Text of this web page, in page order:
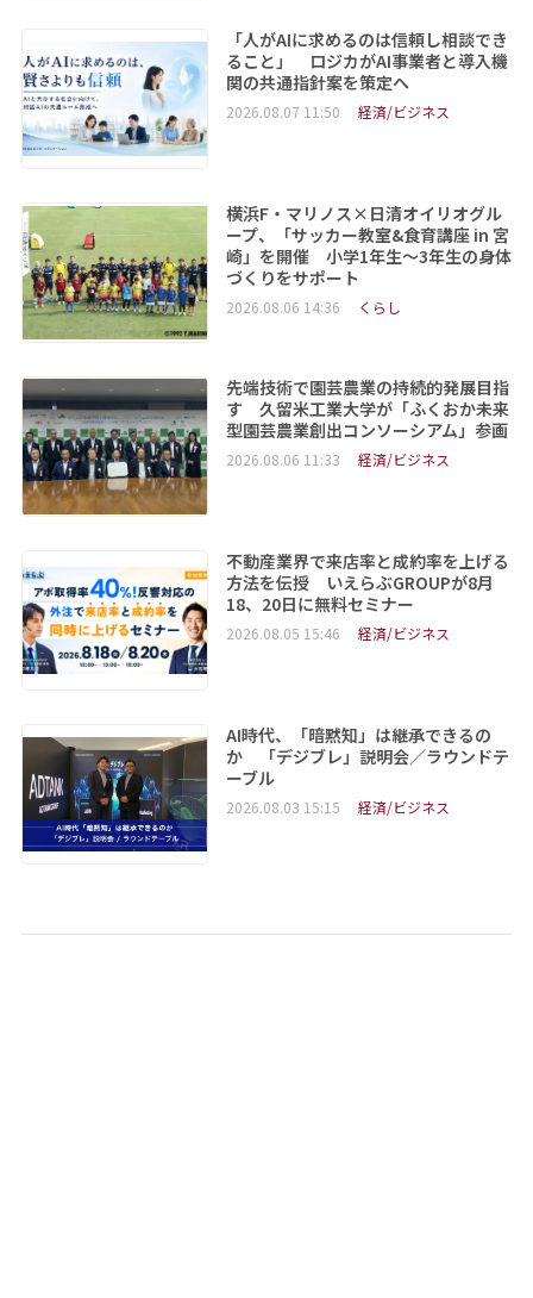
「人がAIに求めるのは信頼し相談でき
ること」 ロジカがAI事業者と導入機
関の共通指針案を策定へ
2026.08.07 11:50 経済/ビジネス
横浜F・マリノス×日清オイリオグル
ープ、「サッカー教室&食育講座 in 宮
崎」を開催 小学1年生～3年生の身体
づくりをサポート
2026.08.06 14:36 くらし
先端技術で園芸農業の持続的発展目指
す 久留米工業大学が「ふくおか未来
型園芸農業創出コンソーシアム」参画
2026.08.06 11:33 経済/ビジネス
不動産業界で来店率と成約率を上げる
方法を伝授 いえらぶGROUPが8月
18、20日に無料セミナー
2026.08.05 15:46 経済/ビジネス
AI時代、「暗黙知」は継承できるの
か 「デジブレ」説明会／ラウンドテ
ーブル
2026.08.03 15:15 経済/ビジネス